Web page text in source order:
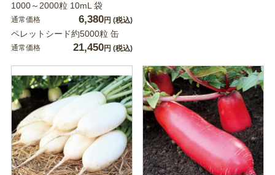
1000～2000粒 10mL 袋
通常価格 6,380円 (税込)
ペレットシード約5000粒 缶
通常価格 21,450円 (税込)